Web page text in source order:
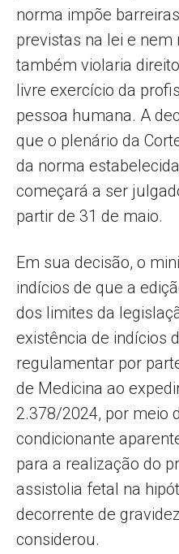
norma impõe
previstas na lei e nem
também violaria
livre exercício da
pessoa humana. A
que o plenário da
da norma
começará a ser
partir de 31 de maio.
Em sua decisão, o
indícios de que a
dos limites da
existência de indícios
regulamentar por
de Medicina ao
2.378/2024, por meio
condicionante
para a realização do
assistolia fetal na
decorrente de
considerou.